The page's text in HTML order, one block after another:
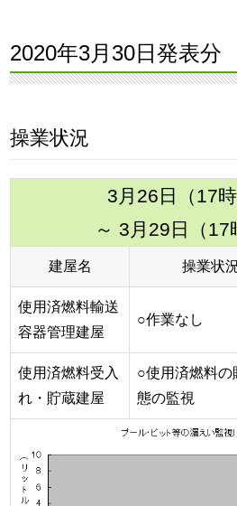
2020年3月30日発表分
操業状況
3月26日（17時
～ 3月29日（17
建屋名 操業状
使用済燃料輸送
容器管理建屋
○作業なし
使用済燃料受入
れ・貯蔵建屋
○使用済燃料の
態の監視